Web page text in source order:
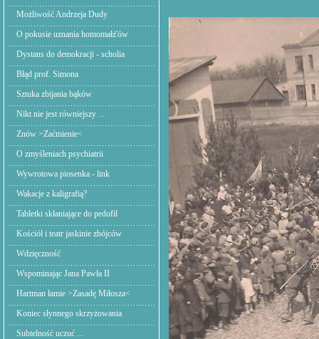
Możliwość Andrzeja Dudy
O pokusie uznania homomałż'ów
Dystans do demokracji - scholia
Błąd prof. Simona
Sztuka zbijania bąków
Nikt nie jest równiejszy ...
Znów >Zaćmienie<
O zmyśleniach psychiatrii
Wywrotowa piosenka - link
Wakacje z kaligrafią?
Tabletki skłaniające do pedofil
Kościół i teatr jaskinie zbójców
Wdzięczność
Wspominając Jana Pawła II
Hartman łamie >Zasadę Miłosza<
Koniec słynnego skrzyżowania
Subtelność uczuć ...